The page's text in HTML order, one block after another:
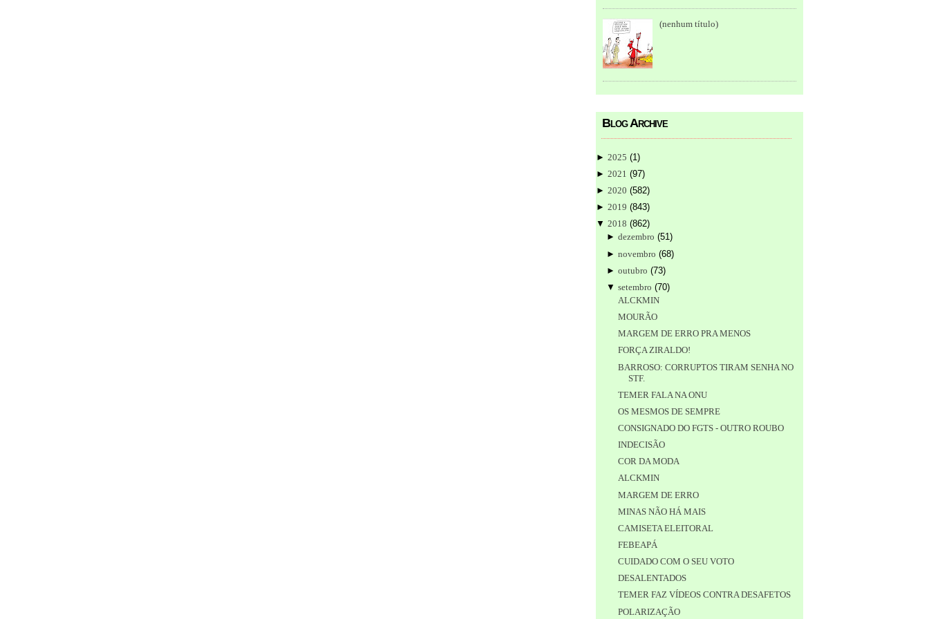
(nenhum título)
Blog Archive
► 2025 (1 )
► 2021 (97)
► 2020 (582)
► 2019 (843)
▼ 2018 (862)
►dezembro (51)
►novembro (68)
►outubro (73)
▼setembro (70)
ALCKMIN
MOURÃO
MARGEM DE ERRO PRA MENOS
FORÇA ZIRALDO!
BARROSO: CORRUPTOS TIRAM SENHA NO
STF.
TEMER FALA NA ONU
OS MESMOS DE SEMPRE
CONSIGNADO DO FGTS - OUTRO ROUBO
INDECISÃO
COR DA MODA
ALCKMIN
MARGEM DE ERRO
MINAS NÃO HÁ MAIS
CAMISETA ELEITORAL
FEBEAPÁ
CUIDADO COM O SEU VOTO
DESALENTADOS
TEMER FAZ VÍDEOS CONTRA DESAFETOS
POLARIZAÇÃO